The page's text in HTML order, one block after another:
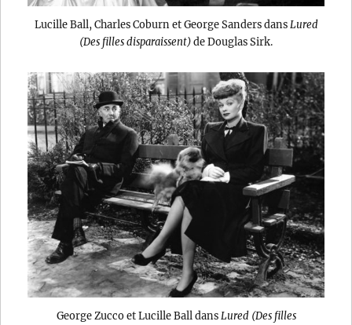
Lucille Ball, Charles Coburn et George Sanders dans Lured
(Des filles disparaissent)de Douglas Sirk.
George Zucco et Lucille Ball dans Lured (Des filles